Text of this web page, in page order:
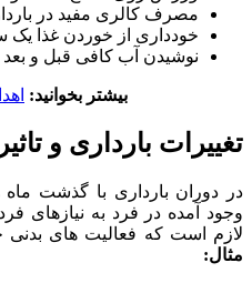
مصرف کالری مفید در
خودداری از خوردن غذا
نوشیدن آب کافی قبل و
بیشتر بخوانید:
تغییرات بارداری و
در دوران بارداری با گذشت
وجود آمده در فرد به نیازهای
لازم است که فعالیت های بدنی
مثال: